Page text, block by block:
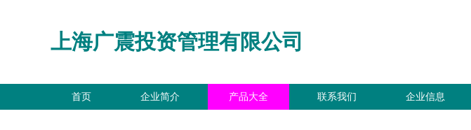
上海广震投资管理有限公司
首页 企业简介 产品大全 联系我们 企业信息